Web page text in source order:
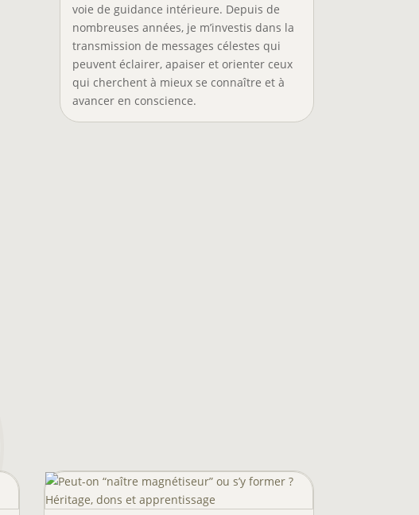
voie de guidance intérieure. Depuis de
nombreuses années, je m’investis dans la
transmission de messages célestes qui
peuvent éclairer, apaiser et orienter ceux
qui cherchent à mieux se connaître et à
avancer en conscience.